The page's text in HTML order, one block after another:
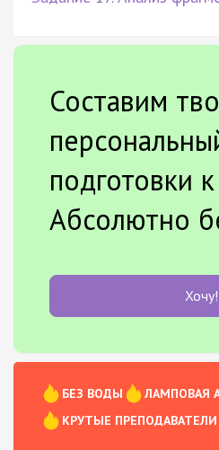
Составим
подготовки
Абсолютно
Хочу!
БЕЗ ВОДЫ
ЛАМПОВАЯ
КРУТЫЕ ПРЕПОДАВАТЕЛИ